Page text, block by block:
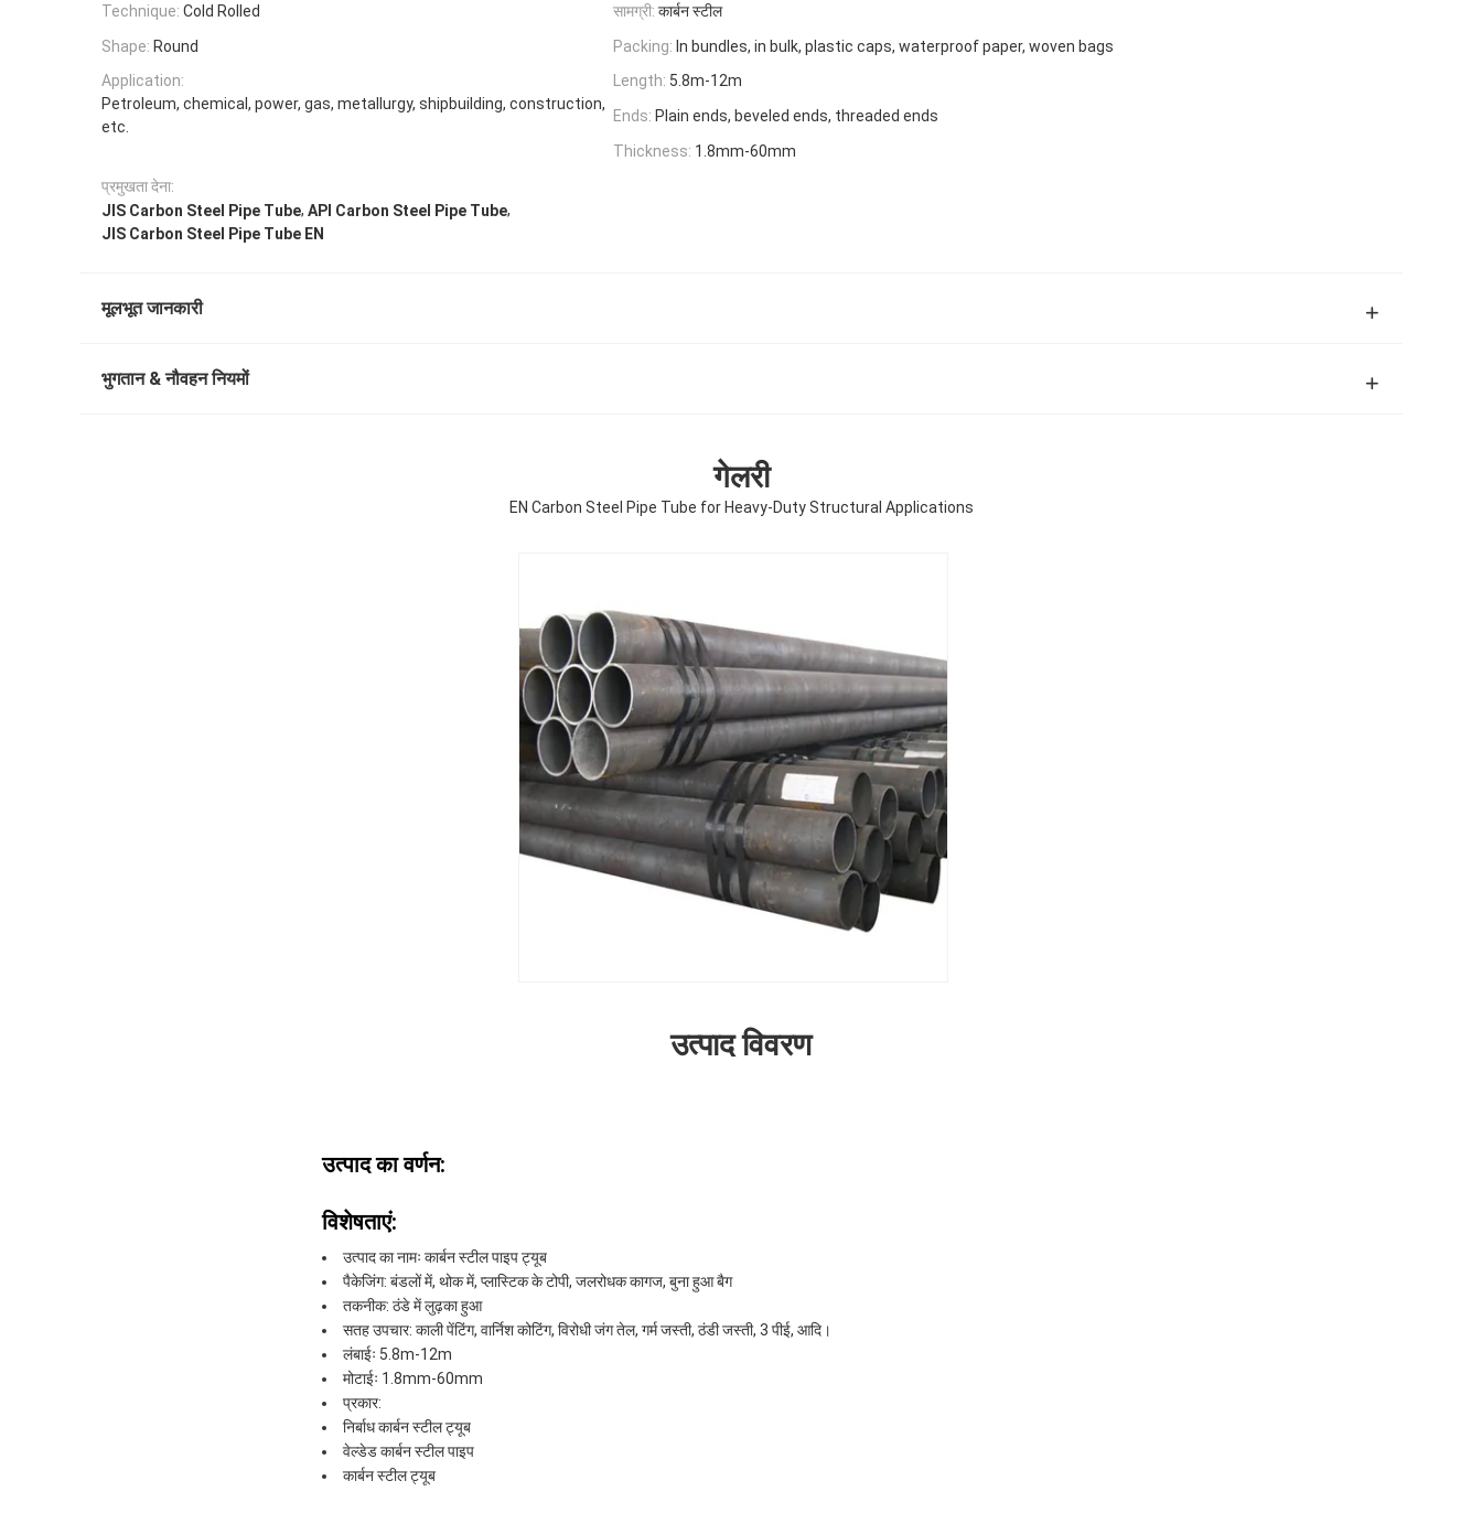
Technique: Cold Rolled सामग्री: कार्बन स्टील
Shape: Round Packing: In bundles, in bulk, plastic caps, waterproof paper, woven bags
Application:
Petroleum, chemical, power, gas, metallurgy, shipbuilding, construction,
etc.
Length: 5.8m-12m
Ends: Plain ends, beveled ends, threaded ends
Thickness: 1.8mm-60mm
प्रमुखता देना:
JIS Carbon Steel Pipe Tube, API Carbon Steel Pipe Tube,
JIS Carbon Steel Pipe Tube EN
मूलभूत जानकारी
भुगतान & नौवहन नियमों
गेलरी
EN Carbon Steel Pipe Tube for Heavy-Duty Structural Applications
उत्पाद विवरण
उत्पाद का वर्णन:
विशेषताएं:
उत्पाद का नामः कार्बन स्टील पाइप ट्यूब
पैकेजिंग: बंडलों में, थोक में, प्लास्टिक के टोपी, जलरोधक कागज, बुना हुआ बैग
तकनीक: ठंडे में लुढ़का हुआ
सतह उपचार: काली पेंटिंग, वार्निश कोटिंग, विरोधी जंग तेल, गर्म जस्ती, ठंडी जस्ती, 3 पीई, आदि।
लंबाईः 5.8m-12m
मोटाईः 1.8mm-60mm
प्रकार:
निर्बाध कार्बन स्टील ट्यूब
वेल्डेड कार्बन स्टील पाइप
कार्बन स्टील ट्यूब